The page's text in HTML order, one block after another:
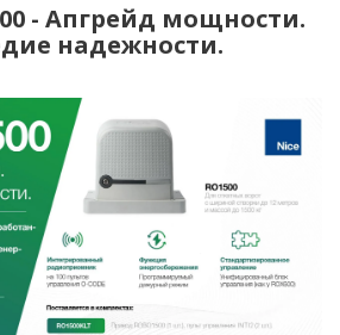
- Апгрейд мощности.
надежности.